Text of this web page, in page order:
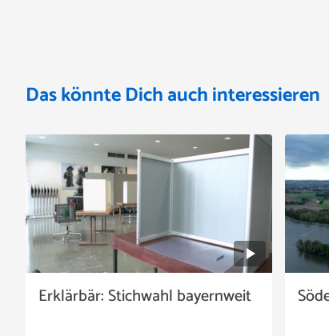
Das könnte Dich auch interessieren
Erklärbär: Stichwahl bayernweit